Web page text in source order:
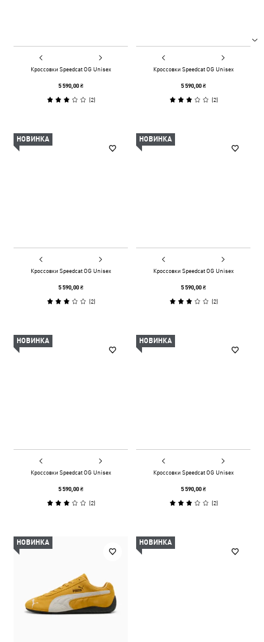
Кроссовки Speedcat OG Unisex
5 590,00 ₴
(2)
Кроссовки Speedcat OG Unisex
5 590,00 ₴
(2)
НОВИНКА
Кроссовки Speedcat OG Unisex
5 590,00 ₴
(2)
НОВИНКА
Кроссовки Speedcat OG Unisex
5 590,00 ₴
(2)
НОВИНКА
Кроссовки Speedcat OG Unisex
5 590,00 ₴
(2)
НОВИНКА
Кроссовки Speedcat OG Unisex
5 590,00 ₴
(2)
НОВИНКА НОВИНКА